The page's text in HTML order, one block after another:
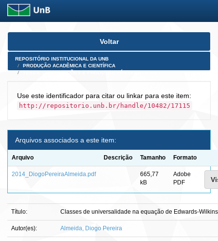
Skip
Voltar
REPOSITÓRIO INSTITUCIONAL DA UNB
PRODUÇÃO ACADÊMICA E CIENTÍFICA
Use este identificador para citar ou linkar para este item:
http://repositorio.unb.br/handle/10482/17115
Arquivos associados a este item:
Arquivo Descrição Tamanho Formato
2014_DiogoPereiraAlmeida.pdf
665,77
kB
Adobe
PDF
Título: Classes de universalidade na equação de Edwards-
Autor(es): Almeida, Diogo Pereira